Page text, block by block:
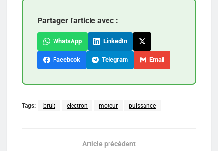
Partager l'article avec :
WhatsApp LinkedIn
Facebook Telegram Email
Tags: bruit electron moteur puissance
Article précédent